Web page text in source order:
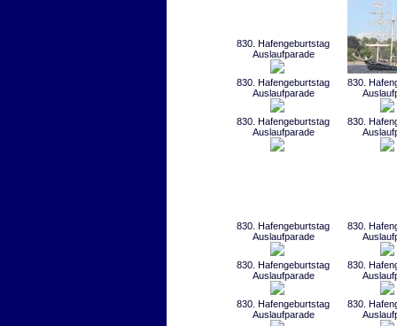
830. Hafengeburtstag
Auslaufparade
830. Hafengeburtstag
Auslaufparade
830.
830. Hafengeburtstag
Auslaufparade
830.
830. Hafengeburtstag
Auslaufparade
830.
830. Hafengeburtstag
Auslaufparade
830.
830. Hafengeburtstag
Auslaufparade
830.